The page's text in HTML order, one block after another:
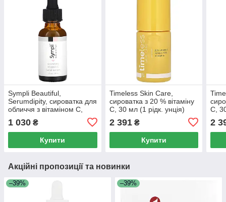
Sympli Beautiful,
Serumdipity, сироватка для
обличчя з вітаміном C,
1 030 ₴
Купити
Timeless Skin Care,
сироватка з 20 % вітаміну
C, 30 мл (1 рідк. унція)
2 391₴
Купити
C,
2
Акційні пропозиції та новинки
–39% –39%